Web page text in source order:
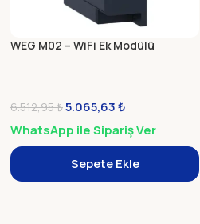
WEG M02 – WiFi Ek Modülü
6.512,95₺5.065,63₺
WhatsApp ile Sipariş Ver
Sepete Ekle